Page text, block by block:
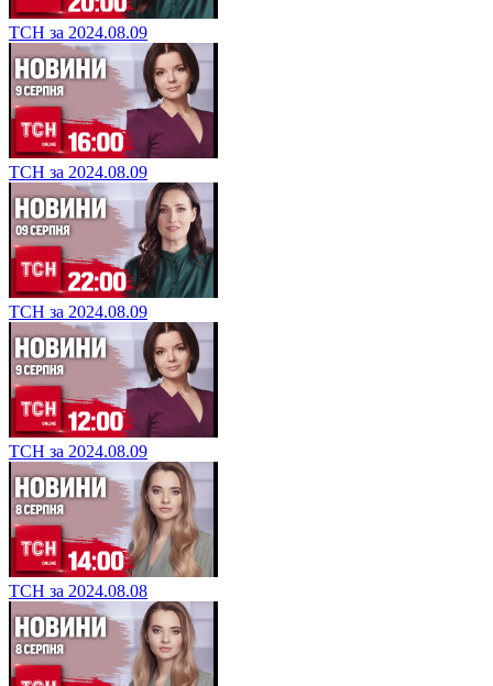
ТСН за 2024.08.09
ТСН за 2024.08.09
ТСН за 2024.08.09
ТСН за 2024.08.09
ТСН за 2024.08.08